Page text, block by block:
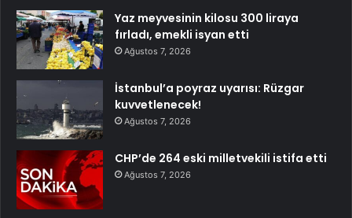
Yaz meyvesinin kilosu 300 liraya
fırladı, emekli isyan etti
Ağustos 7, 2026
İstanbul’a poyraz uyarısı: Rüzgar
kuvvetlenecek!
Ağustos 7, 2026
CHP’de 264 eski milletvekili istifa etti
Ağustos 7, 2026